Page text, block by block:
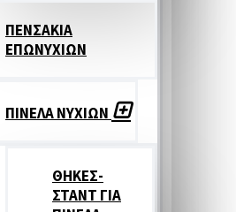
ΠΕΝΣΑΚΙΑ
ΕΠΩΝΥΧΙΩΝ
ΠΙΝΕΛΑ ΝΥΧΙΩΝ
ΘΗΚΕΣ-
ΣΤΑΝΤ ΓΙΑ